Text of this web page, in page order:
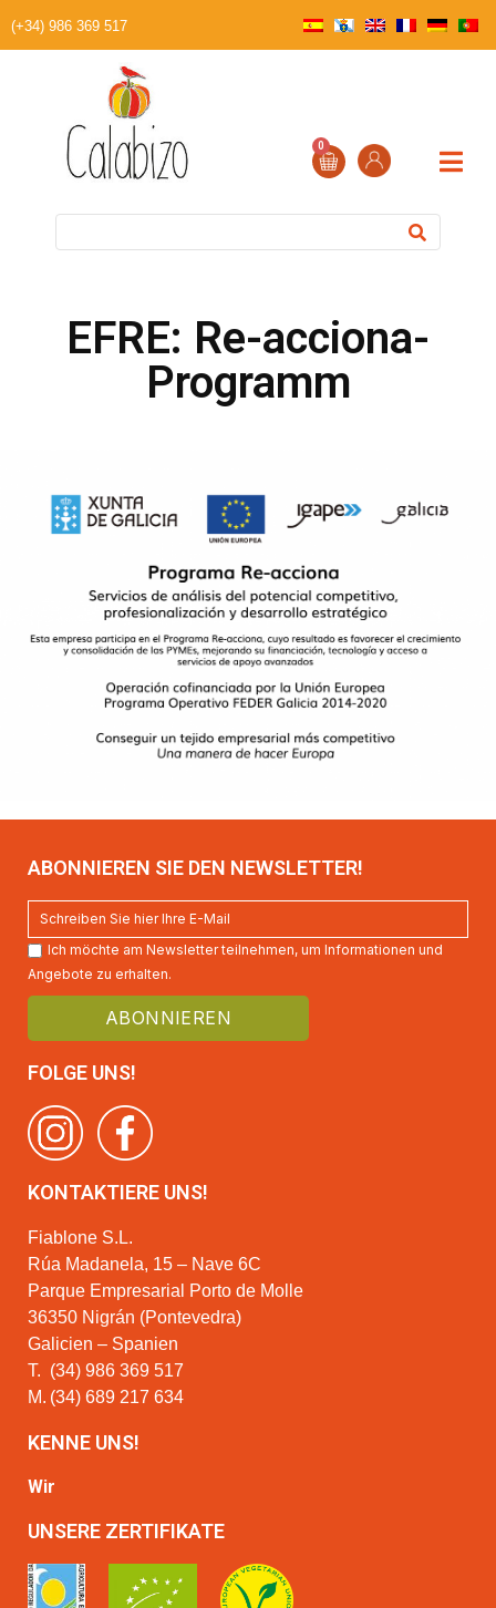
(+34) 986 369 517
0
EFRE: Re-acciona-
Programm
ABONNIEREN SIE DEN NEWSLETTER!
Ich möchte am Newsletter teilnehmen, um Informationen und
Angebote zu erhalten.
FOLGE UNS!
KONTAKTIERE UNS!
Fiablone S.L.
Rúa Madanela, 15 – Nave 6C
Parque Empresarial Porto de Molle
36350 Nigrán (Pontevedra)
Galicien – Spanien
T. (34) 986 369 517
M. (34) 689 217 634
KENNE UNS!
Wir
UNSERE ZERTIFIKATE